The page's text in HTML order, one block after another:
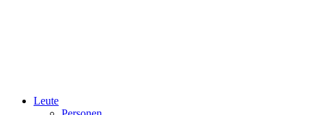
Leute